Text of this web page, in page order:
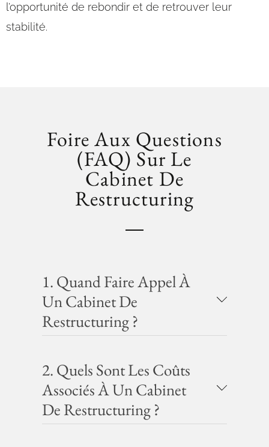
l’opportunité de rebondir et de retrouver leur
stabilité.
Foire Aux Questions
(FAQ) Sur Le
Cabinet De
Restructuring
1. Quand Faire Appel À
Un Cabinet De
Restructuring ?
2. Quels Sont Les Coûts
Associés À Un Cabinet
De Restructuring ?